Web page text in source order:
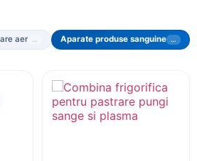
ESC
ATI Tărgi transport
aer Aparate produse sanguine …